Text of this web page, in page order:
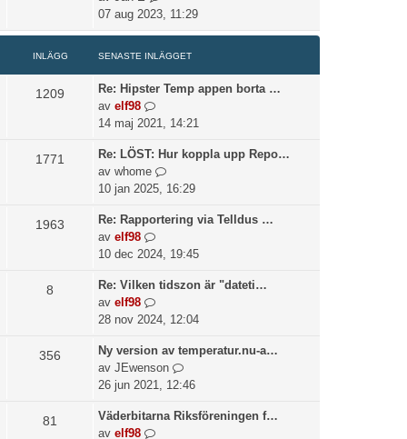
ä
g
g
e
t
i
n
l
g
a
e
n
ä
g
g
e
s
e
n
a
s
e
n
ä
e
l
d
e
s
s
t
e
n
ä
g
t
å
t
e
s
e
s
e
n
ä
g
e
t
07 aug 2023, 11:29
INLÄGG SENASTE INLÄGGET
1209
Re: Hipster Temp appen borta …
av elf98
G
å
l
l
e
t
s
a
t
e
i
l
ä
14 maj 2021, 14:21
1771
Re: LÖST: Hur koppla upp Repo…
av whome
G
å
i
e
s
a
t
10 jan 2025, 16:29
1963
Re: Rapportering via Telldus …
av elf98
G
å
i
l
l
e
t
s
10 dec 2024, 19:45
8
Re: Vilken tidszon är "dateti…
av elf98
G
å
i
l
l
e
28 nov 2024, 12:04
356
Ny version av temperatur.nu-a…
av JEwenson
G
å
i
26 jun 2021, 12:46
81
Väderbitarna Riksföreningen f…
av elf98
G